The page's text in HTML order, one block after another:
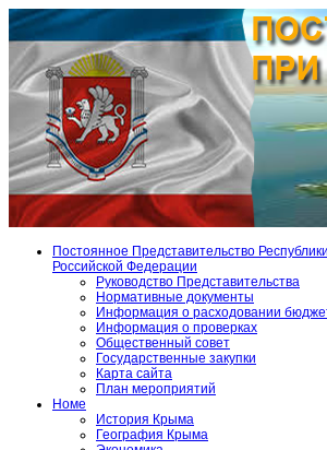
Постоянное Представительство
Российской Федерации
Руководство Представительства
Нормативные документы
Информация о расходовании
Информация о проверках
Общественный совет
Государственные закупки
Карта сайта
План мероприятий
Номе
История Крыма
География Крыма